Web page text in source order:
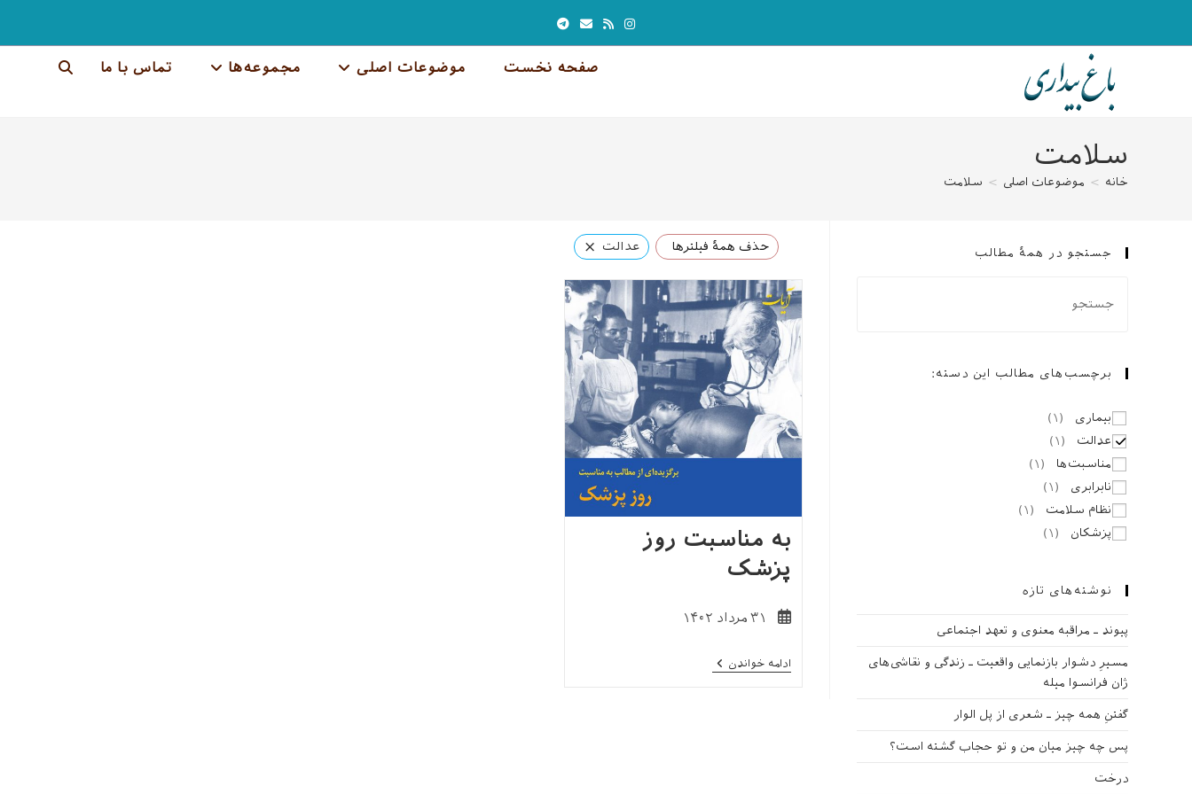
صفحه نخست موضوعات اصلی مجموعه‌ها تماس با ما جستجوی
سلامت
خانه > موضوعات اصلی > سلامت
حذف همهٔ فیلترها عدالت ×
به مناسبت روز
پزشک
نوشته
است:
۳۱ مرداد ۱۴۰۲
ادامه خواندن به
جستجو در همهٔ مطالب
برچسب‌های مطالب این دسته:
بیماری ( ۱ )
عدالت
( ۱ )
مناسبت‌ها
( ۱ )
نابرابری
( ۱ )
نظام سلامت
( ۱ )
پزشکان
( ۱ )
نوشته‌های تازه
پیوند ـ مراقبه‌ معنوی و تعهد اجتماعی
مسیرِ دشوار بازنمایی واقعیت ـ زندگی و نقاشی‌های
ژان فرانسوا میله
گفتنِ همه چیز ـ شعری از پل الوار
پس چه چیز میان من و تو حجاب گشته است؟
درخت